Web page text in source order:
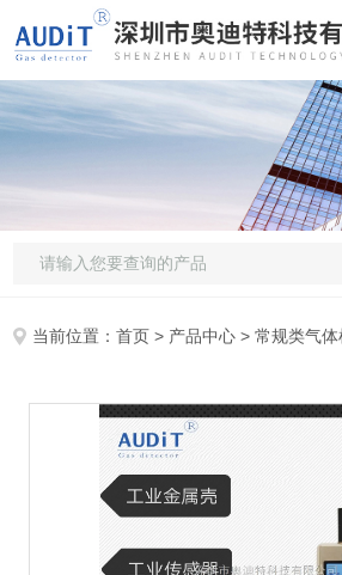
当前位置：首页 > 产品中心 >常规类气体